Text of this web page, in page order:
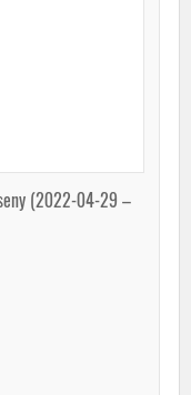
(2022-04-29 –